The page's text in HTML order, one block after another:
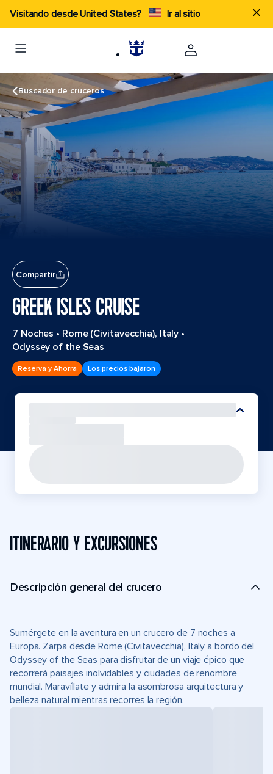
Visitando desde United States? Ir al sitio
Buscador de cruceros
Compartir
GREEK ISLES CRUISE
7 Noches • Rome (Civitavecchia), Italy •
Odyssey of the Seas
Reserva y Ahorra Los precios bajaron
ITINERARIO Y EXCURSIONES
Descripción general del crucero
Sumérgete en la aventura en un crucero de 7 noches a
Europa. Zarpa desde Rome (Civitavecchia), Italy a bordo del
Odyssey of the Seas para disfrutar de un viaje épico que
recorrerá paisajes inolvidables y ciudades de renombre
mundial. Maravíllate y admira la asombrosa arquitectura y
belleza natural mientras recorres la región.